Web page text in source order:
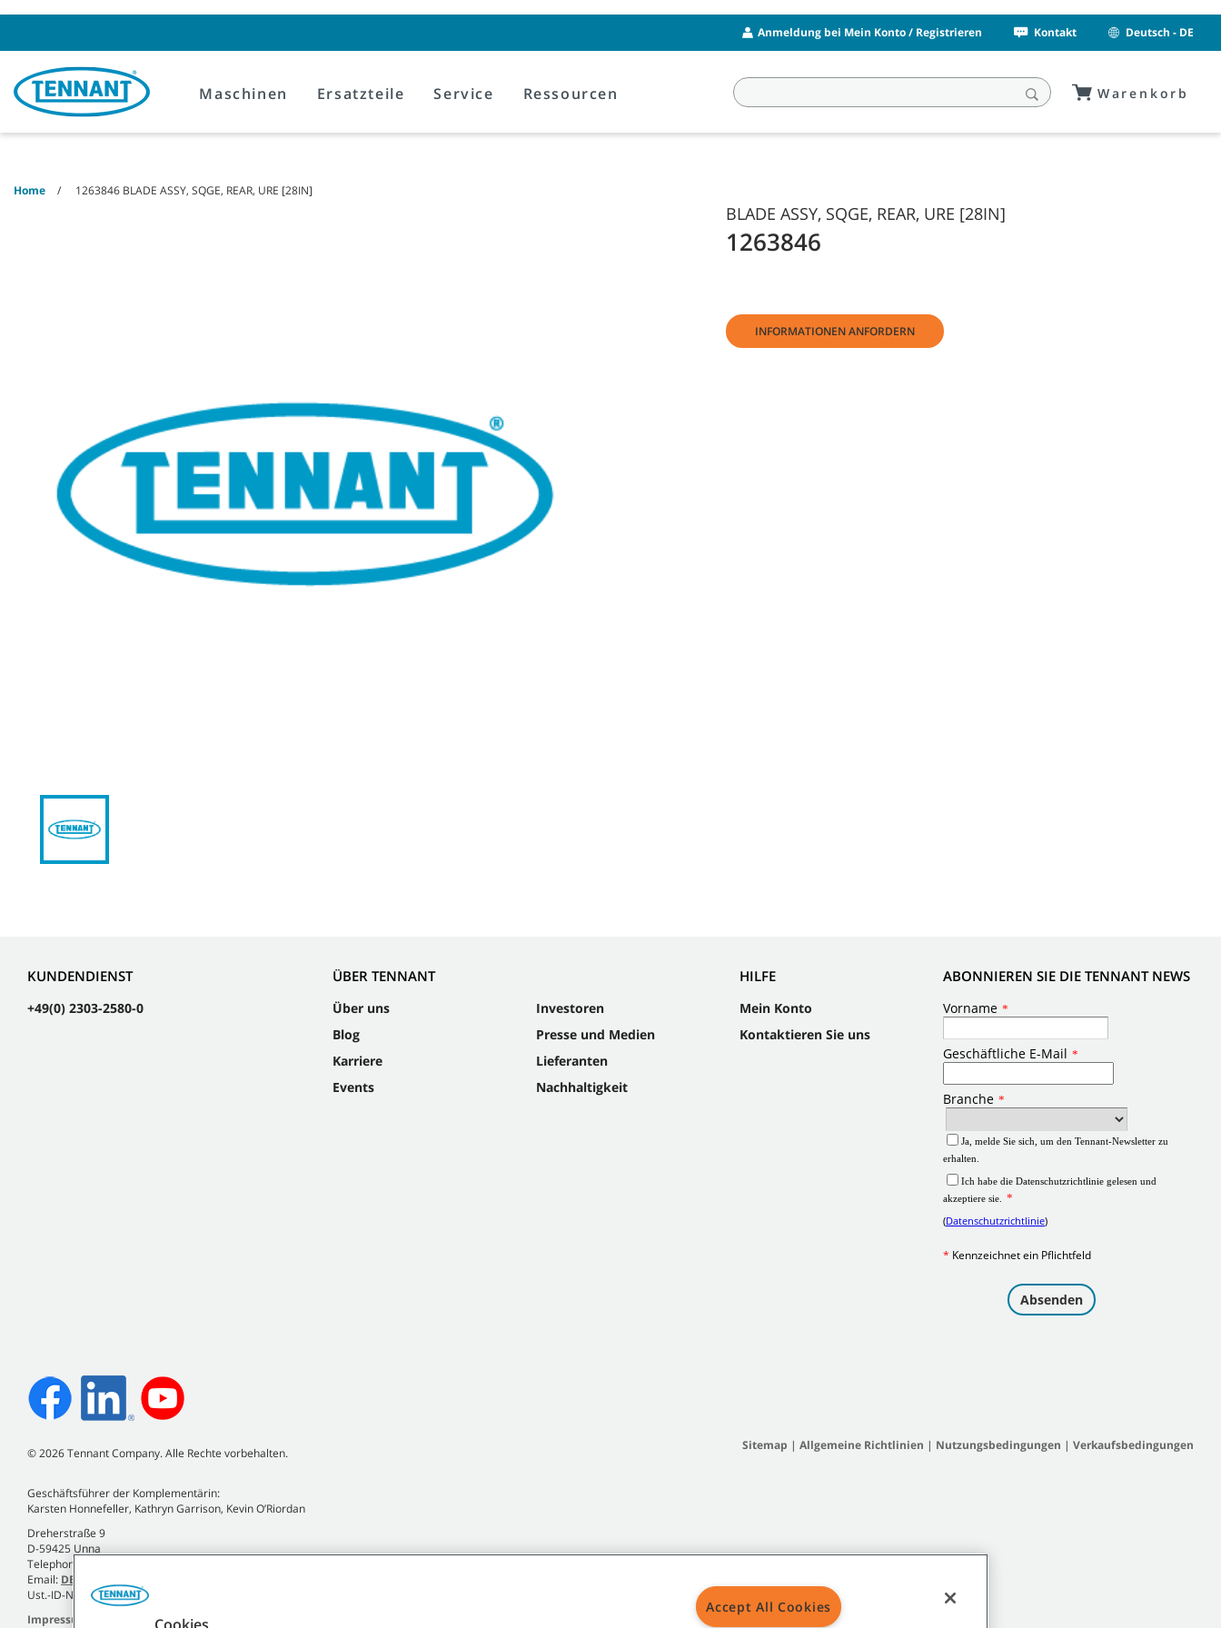
Anmeldung bei Mein Konto / Registrieren Kontakt Deutsch - DE
Maschinen Ersatzteile Service Ressourcen Warenkorb
Home 1263846 BLADE ASSY, SQGE, REAR, URE [28IN]
BLADE ASSY, SQGE, REAR, URE [28IN]
1263846
INFORMATIONEN ANFORDERN
KUNDENDIENST
+49(0) 2303-2580-0
ÜBER TENNANT
Über uns
Blog
Karriere
Events
Investoren
Presse und Medien
Lieferanten
Nachhaltigkeit
HILFE
Mein Konto
Kontaktieren Sie uns
ABONNIEREN SIE DIE TENNANT NEWS
©2026Tennant Company. Alle Rechte vorbehalten.
Geschäftsführer der Komplementärin:
Karsten Honnefeller, Kathryn Garrison, Kevin O’Riordan
Dreherstraße 9
D-59425 Unna
Telephone +49 (0)2303 2580-0
Email: DE.Info@tennantco.com
Ust.-ID-Nr. DE120810935
Impressum
Sitemap | Allgemeine Richtlinien | Nutzungsbedingungen | Verkaufsbedingungen
Cookies
Accept All Cookies